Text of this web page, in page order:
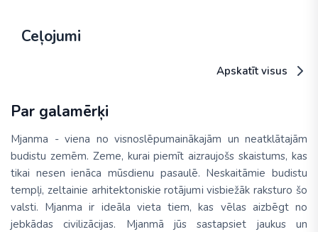
Ceļojumi
Apskatīt visus
Par galamērķi
Mjanma - viena no visnoslēpumainākajām un neatklātajām
budistu zemēm. Zeme, kurai piemīt aizraujošs skaistums, kas
tikai nesen ienāca mūsdienu pasaulē. Neskaitāmie budistu
tempļi, zeltainie arhitektoniskie rotājumi visbiežāk raksturo šo
valsti. Mjanma ir ideāla vieta tiem, kas vēlas aizbēgt no
jebkādas civilizācijas. Mjanmā jūs sastapsiet jaukus un